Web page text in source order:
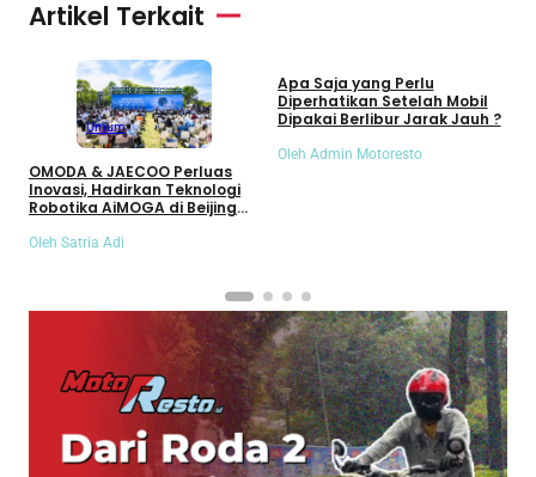
Artikel Terkait
Umum
OMODA & JAECOO Perluas
Inovasi, Hadirkan Teknologi
Robotika AiMOGA di Beijing
Oleh Satria Adi
Apa Saja yang Perlu
Diperhatikan Setelah Mobil
Dipakai Berlibur Jarak Jauh ?
Oleh Admin Motoresto